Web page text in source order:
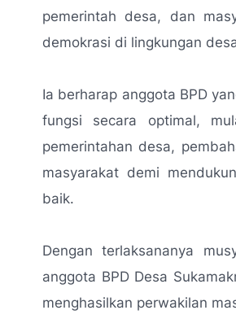
pemerintah desa, dan
demokrasi di lingkungan
Ia berharap anggota BPD
fungsi secara optimal,
pemerintahan desa,
masyarakat demi
baik.
Dengan terlaksananya
anggota BPD Desa
menghasilkan perwakilan